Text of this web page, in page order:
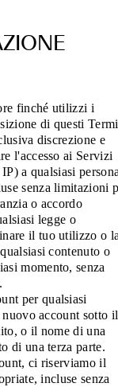
finché utilizzi i
di questi
discrezione e
l'accesso ai Servizi
a qualsiasi
senza limitazioni
o accordo
legge o
il tuo utilizzo o
contenuto o
momento, senza
per qualsiasi
account sotto il
o il nome di una
di una terza parte.
ci riserviamo il
incluse senza